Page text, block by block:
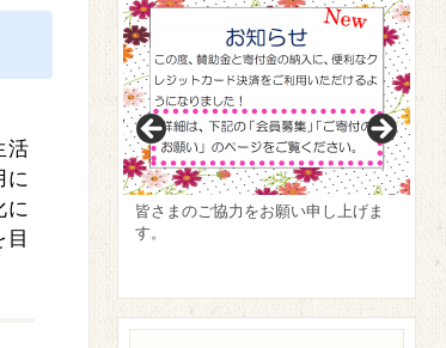
活
に
に
皆さまのご協力をお願い申し上げま
す。